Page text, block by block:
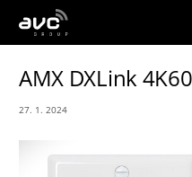
AVC
AMX DXLink
27. 1. 2024